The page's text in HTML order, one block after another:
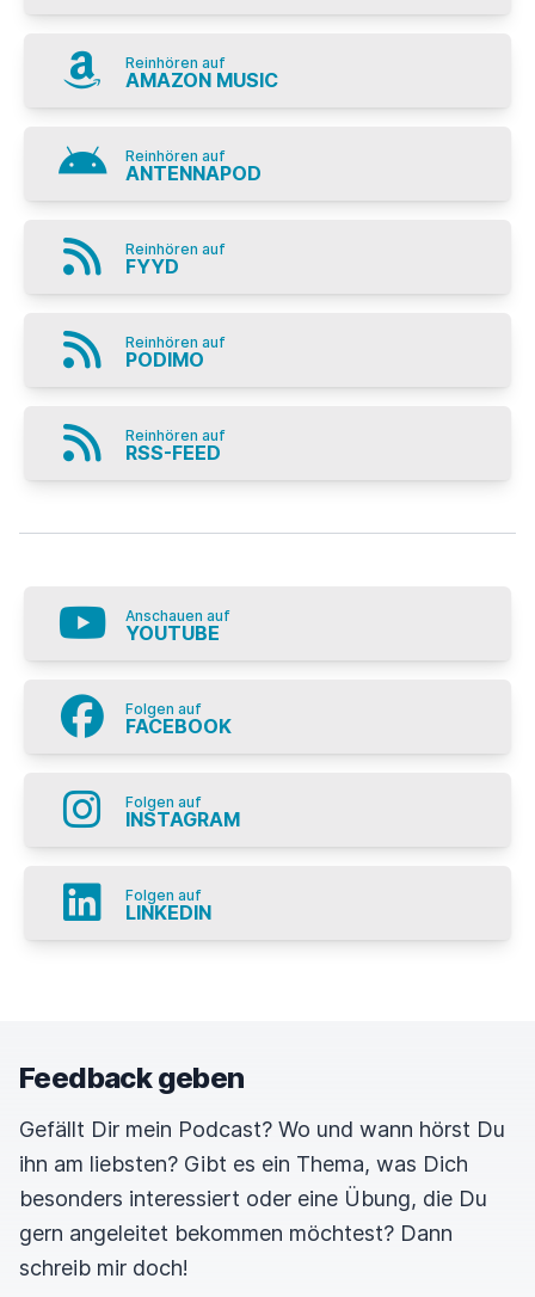
Reinhören auf
AMAZON MUSIC
Reinhören auf
ANTENNAPOD
Reinhören auf
FYYD
Reinhören auf
PODIMO
Reinhören auf
RSS-FEED
Anschauen auf
YOUTUBE
Folgen auf
FACEBOOK
Folgen auf
INSTAGRAM
Folgen auf
LINKEDIN
Feedback geben
Gefällt Dir mein Podcast? Wo und wann hörst Du
ihn am liebsten? Gibt es ein Thema, was Dich
besonders interessiert oder eine Übung, die Du
gern angeleitet bekommen möchtest? Dann
schreib mir doch!